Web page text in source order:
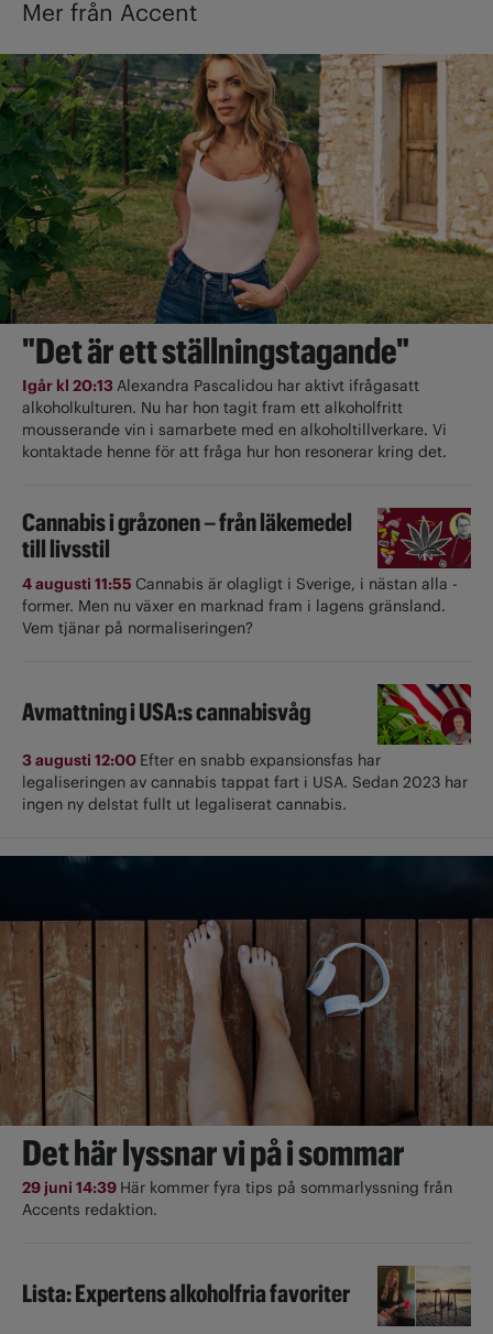
Mer från Accent
"Det är ett ställningstagande"
Igår kl 20:13Alexandra Pascalidou har aktivt ifrågasatt
alkoholkulturen. Nu har hon tagit fram ett alkoholfritt
mousserande vin i samarbete med en alkoholtillverkare. Vi
kontaktade henne för att fråga hur hon resonerar kring det.
Cannabis i gråzonen – från läkemedel
till livsstil
4 augusti 11:55 Cannabis är olagligt i ­Sverige, i nästan alla ­
former. Men nu växer en marknad fram i lagens gränsland.
Vem tjänar på normaliseringen?
Avmattning i USA:s cannabisvåg
3 augusti 12:00 Efter en snabb expansionsfas har
legaliseringen av cannabis tappat fart i USA. Sedan 2023 har
ingen ny delstat fullt ut ­legaliserat cannabis.
Det här lyssnar vi på i sommar
29 juni 14:39 Här kommer fyra tips på sommarlyssning från
Accents redaktion.
Lista: Expertens alkoholfria favoriter